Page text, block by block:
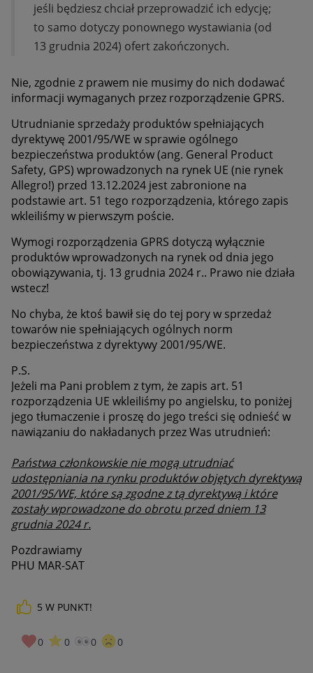
jeśli będziesz chciał przeprowadzić ich edycję;
to samo dotyczy ponownego wystawiania (od
13 grudnia 2024) ofert zakończonych.
Nie, zgodnie z prawem nie musimy do nich dodawać
informacji wymaganych przez rozporządzenie GPRS.
Utrudnianie sprzedaży produktów spełniających
dyrektywę 2001/95/WE w sprawie ogólnego
bezpieczeństwa produktów (ang. General Product
Safety, GPS) wprowadzonych na rynek UE (nie rynek
Allegro!) przed 13.12.2024 jest zabronione na
podstawie art. 51 tego rozporządzenia, którego zapis
wkleiliśmy w pierwszym poście.
Wymogi rozporządzenia GPRS dotyczą wyłącznie
produktów wprowadzonych na rynek od dnia jego
obowiązywania, tj. 13 grudnia 2024 r.. Prawo nie działa
wstecz!
No chyba, że ktoś bawił się do tej pory w sprzedaż
towarów nie spełniających ogólnych norm
bezpieczeństwa z dyrektywy 2001/95/WE.
P.S.
Jeżeli ma Pani problem z tym, że zapis art. 51
rozporządzenia UE wkleiliśmy po angielsku, to poniżej
jego tłumaczenie i proszę do jego treści się odnieść w
nawiązaniu do nakładanych przez Was utrudnień:
Państwa członkowskie nie mogą utrudniać
udostępniania na rynku produktów objętych dyrektywą
2001/95/WE, które są zgodne z tą dyrektywą i które
zostały wprowadzone do obrotu przed dniem 13
grudnia 2024 r.
Pozdrawiamy
PHU MAR-SAT
5 W PUNKT!
0 0 0 0